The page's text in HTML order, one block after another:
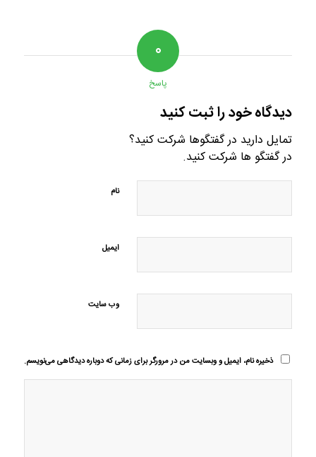
۰
پاسخ
دیدگاه خود را ثبت کنید
تمایل دارید در گفتگوها شرکت کنید؟
در گفتگو ها شرکت کنید.
نام
ایمیل
وب‌ سایت
ذخیره نام، ایمیل و وبسایت من در مرورگر برای زمانی که دوباره دیدگاهی می‌نویسم.